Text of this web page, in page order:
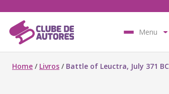
Menu
Home / Livros / Battle of Leuctra, July 371 BC